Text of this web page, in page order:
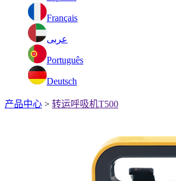
Français
عربى
Português
Deutsch
产品中心 > 转运呼吸机T500